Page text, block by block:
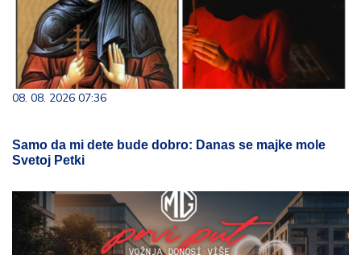
08. 08. 2026 07:36
Samo da mi dete bude dobro: Danas se majke mole
Svetoj Petki